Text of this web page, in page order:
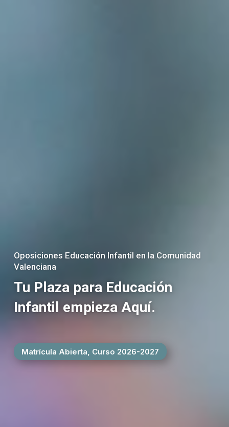
Oposiciones Educación Infantil en la Comunidad
Valenciana
Tu Plaza para Educación
Infantil empieza Aquí.
Matrícula Abierta, Curso 2026-2027